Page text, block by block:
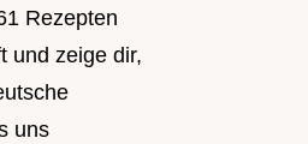
Rezepten
und zeige dir,
uns